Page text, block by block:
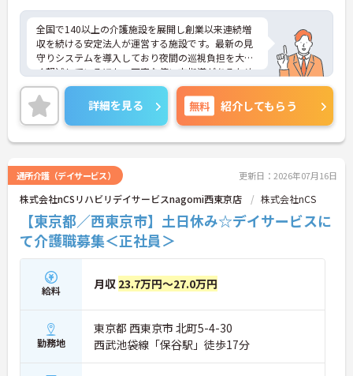
全国で140以上の介護施設を展開し創業以来連続増
収を続ける安定法人が運営する施設です。最新の見
守りシステムを導入しており夜間の巡視負担を大き
く軽減しているほか、丁寧な使い方指導があるため
安心して業務を始められます。月平均残業10時間程
度、住宅手当や子供手当、1食300円の食事補助など
生活を支える福利厚生が大変充実しています。『ハ
タラクエール2023』の認証も取得しており、資格取
得支援や職種別研修制度を通じて着実なキャリアア
分に活かし、ご自身の生活も大切にしながら長期的
に活躍できるおすすめの環境です。
★おすすめPOINT★
【安定した経営基盤とキャリア支援】
・全国140以上の施設を展開し連続増収を続ける安
定法人が運営しています
・資格取得支援や職種別研修制度があり有資格者の
スキルアップを応援しています
・資格手当や処遇改善手当が充実！昇格実績もあり
頑張りがしっかり評価される風通しの良い環境です
【最新設備による負担軽減と働きやすさ】
詳細を見る 無料 紹介してもらう
通所介護（デイサービス） 更新日：2026年07月16日
株式会社nCSリハビリデイサービスnagomi西東京店 株式会社nCS
【東京都／西東京市】土日休み☆デイサービスに
て介護職募集＜正社員＞
給料 月収 23.7万円～27.0万円
勤務地
東京都 西東京市 北町5-4-30
西武池袋線「保谷駅」徒歩17分